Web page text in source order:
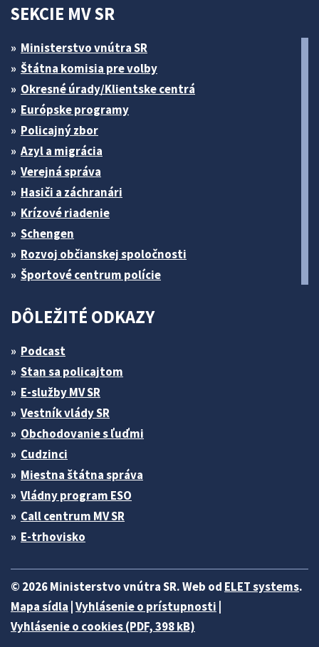
SEKCIE MV SR
Ministerstvo vnútra SR
Štátna komisia pre volby
Okresné úrady/Klientske centrá
Európske programy
Policajný zbor
Azyl a migrácia
Verejná správa
Hasiči a záchranári
Krízové riadenie
Schengen
Rozvoj občianskej spoločnosti
Športové centrum polície
DÔLEŽITÉ ODKAZY
Podcast
Stan sa policajtom
E-služby MV SR
Vestník vlády SR
Obchodovanie s ľuďmi
Cudzinci
Miestna štátna správa
Vládny program ESO
Call centrum MV SR
E-trhovisko
© 2026 Ministerstvo vnútra SR. Web od ELET systems.
Mapa sídla Vyhlásenie o prístupnosti
Vyhlásenie o cookies (PDF, 398 kB)